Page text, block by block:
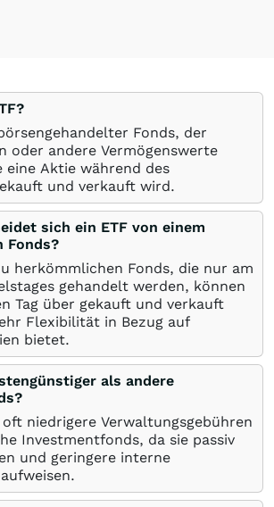
Fonds, der
oder andere Vermögenswerte
Aktie während des
und verkauft wird.
sich ein ETF von einem
Fonds?
herkömmlichen Fonds, die nur am
gehandelt werden, können
Tag über gekauft und verkauft
Flexibilität in Bezug auf
bietet.
als andere
oft niedrigere Verwaltungsgebühren
Investmentfonds, da sie passiv
und geringere interne